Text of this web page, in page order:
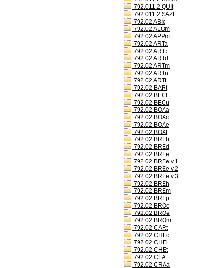
792.011.2 QUIt
792.011.2 SAZt
792.02 ABIc
792.02 ALOm
792.02 APPm
792.02 ARTa
792.02 ARTc
792.02 ARTd
792.02 ARTm
792.02 ARTn
792.02 ARTt
792.02 BARt
792.02 BECl
792.02 BECu
792.02 BOAa
792.02 BOAc
792.02 BOAe
792.02 BOAt
792.02 BREb
792.02 BREd
792.02 BREe
792.02 BREe v.1
792.02 BREe v.2
792.02 BREe v.3
792.02 BREh
792.02 BREm
792.02 BREp
792.02 BROc
792.02 BROe
792.02 BROm
792.02 CARt
792.02 CHEc
792.02 CHEl
792.02 CHEt
792.02 CLA
792.02 CRAa